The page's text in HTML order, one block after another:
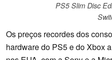
PS5 Slim Disc
Os preços recordes dos
hardware do PS5 e do Xbox